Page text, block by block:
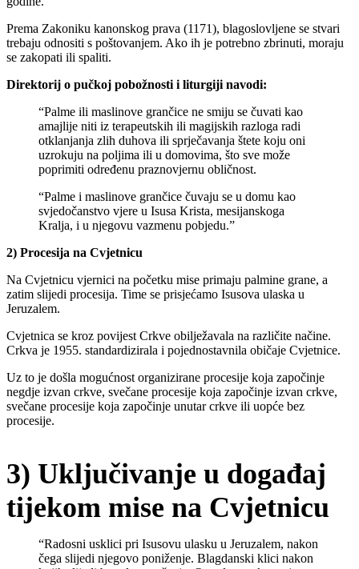
Prema Zakoniku kanonskog prava (1171), blagoslovljene se stvari
trebaju odnositi s poštovanjem. Ako ih je potrebno zbrinuti, moraju
se zakopati ili spaliti.
Direktorij o pučkoj pobožnosti i liturgiji navodi:
“Palme ili maslinove grančice ne smiju se čuvati kao
amajlije niti iz terapeutskih ili magijskih razloga radi
otklanjanja zlih duhova ili sprječavanja štete koju oni
uzrokuju na poljima ili u domovima, što sve može
poprimiti određenu praznovjernu obličnost.
“Palme i maslinove grančice čuvaju se u domu kao
svjedočanstvo vjere u Isusa Krista, mesijanskoga
Kralja, i u njegovu vazmenu pobjedu.”
2) Procesija na Cvjetnicu
Na Cvjetnicu vjernici na početku mise primaju palmine grane, a
zatim slijedi procesija. Time se prisjećamo Isusova ulaska u
Jeruzalem.
Cvjetnica se kroz povijest Crkve obilježavala na različite načine.
Crkva je 1955. standardizirala i pojednostavnila običaje Cvjetnice.
Uz to je došla mogućnost organizirane procesije koja započinje
negdje izvan crkve, svečane procesije koja započinje izvan crkve,
svečane procesije koja započinje unutar crkve ili uopće bez
procesije.
3) Uključivanje u događaj
tijekom mise na Cvjetnicu
“Radosni usklici pri Isusovu ulasku u Jeruzalem, nakon
čega slijedi njegovo poniženje. Blagdanski klici nakon